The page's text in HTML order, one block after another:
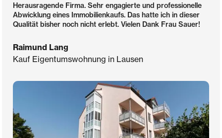
Herausragende Firma. Sehr engagierte und professionelle
Abwicklung eines Immobilienkaufs. Das hatte ich in dieser
Qualität bisher noch nicht erlebt. Vielen Dank Frau Sauer!
Raimund Lang
Kauf Eigentumswohnung in Lausen